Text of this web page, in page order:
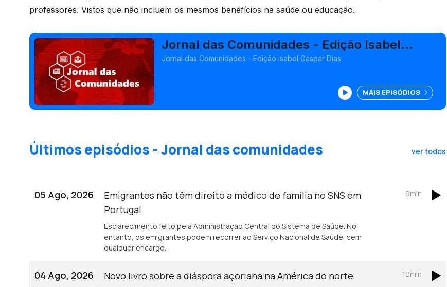
professores. Vistos que não incluem os mesmos benefícios na saúde ou educação.
Jornal das Comunidades - Edição Isabel
Gaspar Dias
Jornal das Comunidades - Edição Isabel Gaspar Dias
MAIS EPISÓDIOS
Últimos episódios - Jornal das comunidades ver todos
05 Ago, 2026
Emigrantes não têm direito a médico de família no SNS em
Portugal
Esclarecimento feito pela Administração Central do Sistema de Saúde. No
entanto, os emigrantes podem recorrer ao Serviço Nacional de Saúde, sem
qualquer encargo.
9min
04 Ago, 2026 Novo livro sobre a diáspora açoriana na América do norte 10min